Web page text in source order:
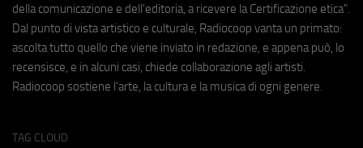
della comunicazione e dell'editoria, a ricevere la Certificazione etica".
Dal punto di vista artistico e culturale, Radiocoop vanta un primato:
ascolta tutto quello che viene inviato in redazione, e appena può, lo
recensisce, e in alcuni casi, chiede collaborazione agli artisti.
Radiocoop sostiene l'arte, la cultura e la musica di ogni genere.
TAG CLOUD